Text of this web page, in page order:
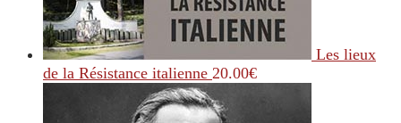
Les lieux
de la Résistance italienne 20.00€